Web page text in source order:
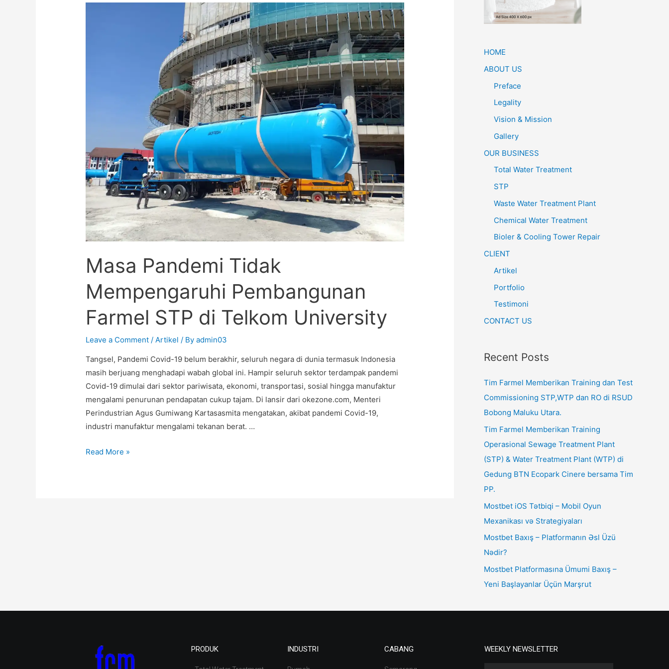
Masa Pandemi Tidak
Mempengaruhi Pembangunan
Farmel STP di Telkom University
Leave a Comment / Artikel / Byadmin03
Tangsel, Pandemi Covid-19 belum berakhir, seluruh negara di dunia termasuk Indonesia
masih berjuang menghadapi wabah global ini. Hampir seluruh sektor terdampak pandemi
Covid-19 dimulai dari sektor pariwisata, ekonomi, transportasi, sosial hingga manufaktur
mengalami penurunan pendapatan cukup tajam. Di lansir dari okezone.com, Menteri
Perindustrian Agus Gumiwang Kartasasmita mengatakan, akibat pandemi Covid-19,
industri manufaktur mengalami tekanan berat. …
Read More »
HOME
ABOUT US
Preface
Legality
Vision & Mission
Gallery
OUR BUSINESS
Total Water Treatment
STP
Waste Water Treatment Plant
Chemical Water Treatment
Bioler & Cooling Tower Repair
CLIENT
Artikel
Portfolio
Testimoni
CONTACT US
Recent Posts
Tim Farmel Memberikan Training dan Test
Commissioning STP,WTP dan RO di RSUD
Bobong Maluku Utara.
Tim Farmel Memberikan Training
Operasional Sewage Treatment Plant
(STP) & Water Treatment Plant (WTP) di
Gedung BTN Ecopark Cinere bersama Tim
PP.
Mostbet iOS Tətbiqi – Mobil Oyun
Mexanikası və Strategiyaları
Mostbet Baxış – Platformanın Əsl Üzü
Nədir?
Mostbet Platformasına Ümumi Baxış –
Yeni Başlayanlar Üçün Marşrut
PRODUK INDUSTRI CABANG WEEKLY NEWSLETTER